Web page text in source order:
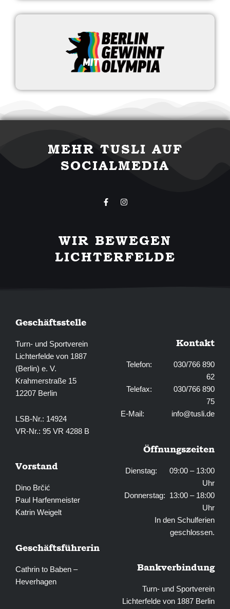
MEHR TUSLI AUF
SOCIALMEDIA
F
a
o
o
k
-
I
n
g
r
a
m
WIR BEWEGEN
LICHTERFELDE
Geschäftsstelle
Turn- und Sportverein
Lichterfelde von 1887
(Berlin) e. V.
Krahmerstraße 15
12207 Berlin
LSB-Nr.: 14924
VR-Nr.: 95 VR 4288 B
Vorstand
Dino Brčić
Paul Harfenmeister
Katrin Weigelt
Geschäftsführerin
Cathrin to Baben –
Heverhagen
Kontakt
Telefon: 030/766 890
62
Telefax: 030/766 890
75
E-Mail: info@tusli.de
Öffnungszeiten
Dienstag: 09:00 – 13:00
Uhr
Donnerstag: 13:00 – 18:00
Uhr
In den Schulferien
geschlossen.
Bankverbindung
Turn- und Sportverein
Lichterfelde von 1887 Berlin